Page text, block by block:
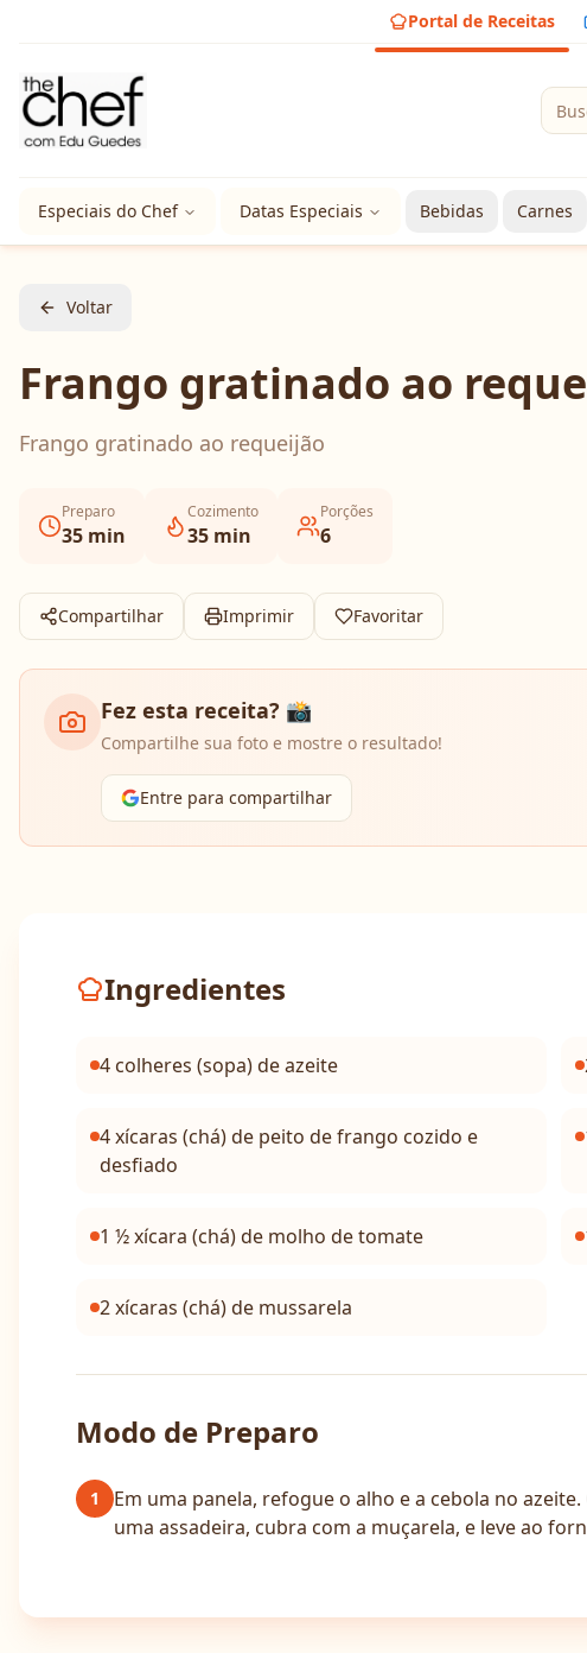
Portal de Receitas
Especiais do Chef Datas Especiais Bebidas Carnes
Voltar
Frango gratinado ao
Frango gratinado ao requeijão
Preparo
35 min
Cozimento
35 min
Porções
6
Compartilhar Imprimir Favoritar
Fez esta receita? 📸
Compartilhe sua foto e mostre o resultado!
Entre para compartilhar
Ingredientes
4 colheres (sopa) de azeite
4 xícaras (chá) de peito de frango cozido e
desfiado
1 ½ xícara (chá) de molho de tomate
2 xícaras (chá) de mussarela
Modo de Preparo
1
Em uma panela, refogue o alho e a cebola no
uma assadeira, cubra com a muçarela, e leve ao